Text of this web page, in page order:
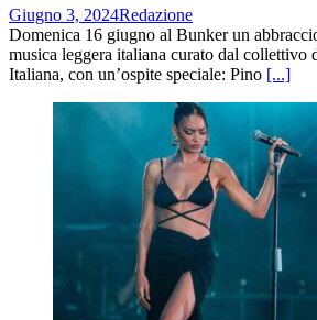
Giugno 3, 2024Redazione
Domenica 16 giugno al Bunker un
musica leggera italiana curato dal collettivo
Italiana, con un’ospite speciale: Pino [...]